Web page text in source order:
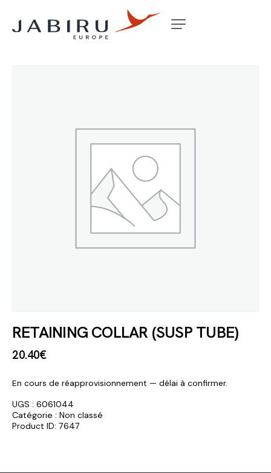
Accueil Non classé
RETAINING COLLAR (SUSP TUBE)
20.40€
En cours de réapprovisionnement — délai à confirmer.
UGS : 6061044
Catégorie : Non classé
Product ID: 7647